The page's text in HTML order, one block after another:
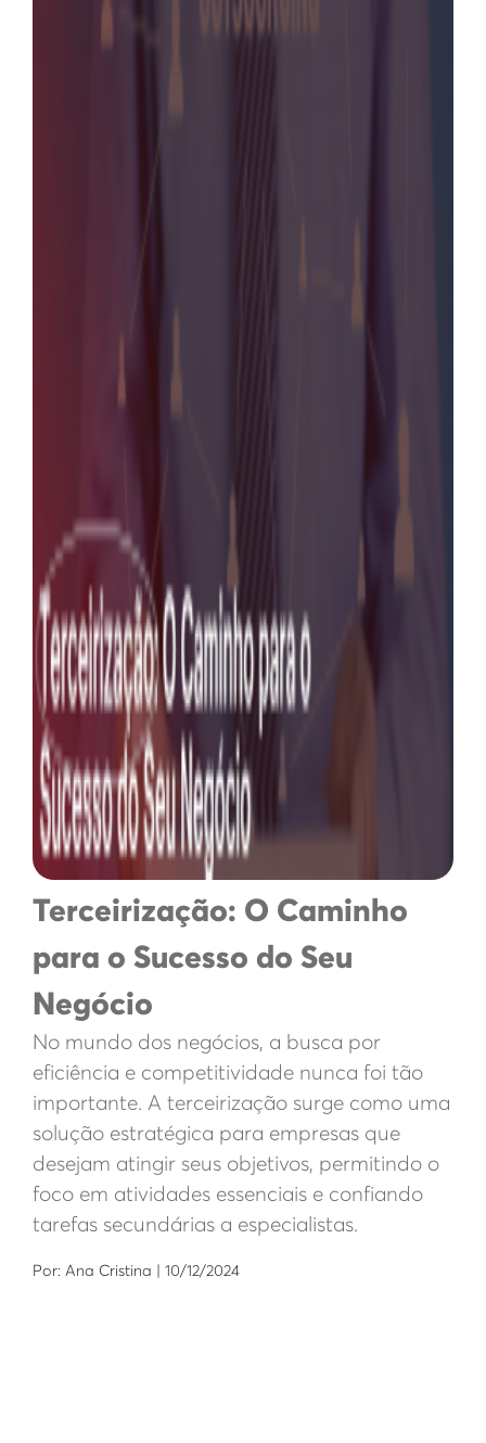
Terceirização: O Caminho
para o Sucesso do Seu
Negócio
No mundo dos negócios, a busca por
eficiência e competitividade nunca foi tão
importante. A terceirização surge como uma
solução estratégica para empresas que
desejam atingir seus objetivos, permitindo o
foco em atividades essenciais e confiando
tarefas secundárias a especialistas.
Por: Ana Cristina | 10/12/2024